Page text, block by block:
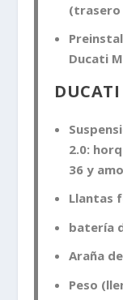
(trasero
Ducati
2.0:
36 y
Llantas
batería
Araña
Peso